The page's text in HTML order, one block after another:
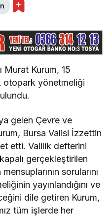
Murat Kurum, 15
otopark yönetmeliği
gelen Çevre ve
Bursa Valisi İzzettin
etti. Valilik defterini
gerçekleştirilen
sorularını
yayınlandığını ve
dile getiren Kurum,
tüm işlerde her